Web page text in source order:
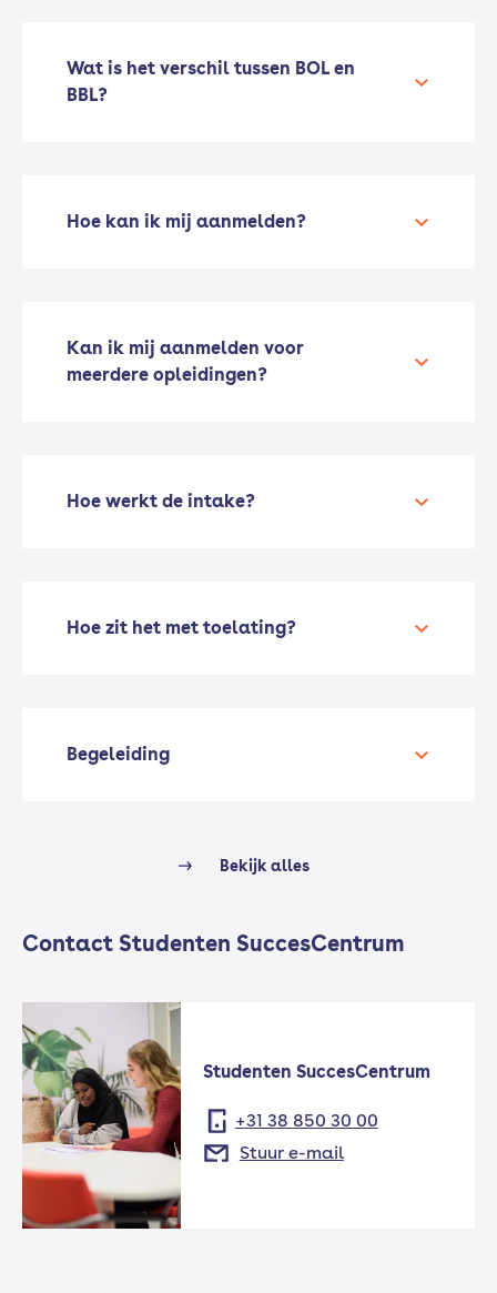
Wat is het verschil tussen BOL en
BBL?
Hoe kan ik mij aanmelden?
Kan ik mij aanmelden voor
meerdere opleidingen?
Hoe werkt de intake?
Hoe zit het met toelating?
Begeleiding
Bekijk alles
Contact Studenten SuccesCentrum
Studenten SuccesCentrum
+31 38 850 30 00
Stuur e-mail